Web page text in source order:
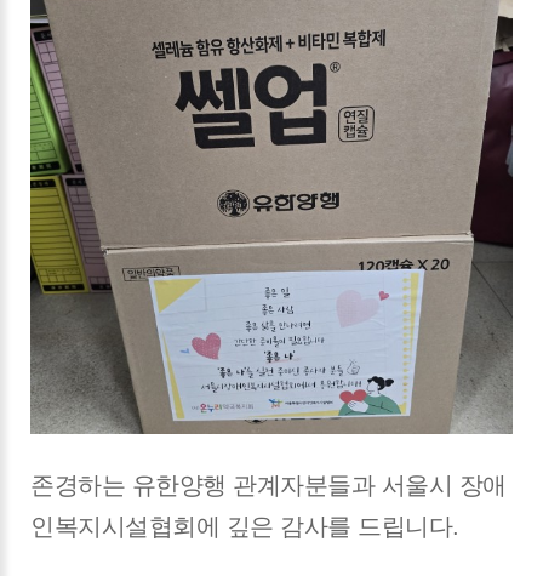
존경하는 유한양행 관계자분들과 서울시 장애
인복지시설협회에 깊은 감사를 드립니다.